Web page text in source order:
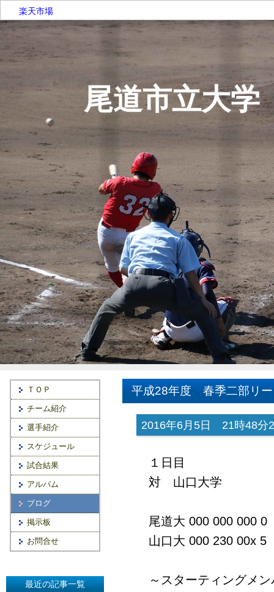
楽天市場
尾道市立大
平成28年度 春季二部リ
2016年6月5日 21時48分
１日目
対 山口大学
尾道大 000 000 000 0
山口大 000 230 00x 5
～スターティングメ
ＴＯＰ
チーム紹介
選手紹介
スケジュール
試合結果
アルバム
ブログ
掲示板
お問合せ
最近の記事一覧